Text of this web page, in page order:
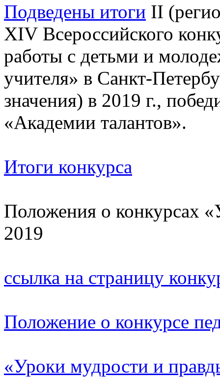
Подведены итоги II
XIV Всероссийского
работы с детьми и
учителя» в Санкт-
значения) в 2019 г.,
«Академии талантов».
Итоги конкурса
Положения о конкурсах
2019
ссылка на страницу
Положение о конкурсе
«Уроки мудрости и